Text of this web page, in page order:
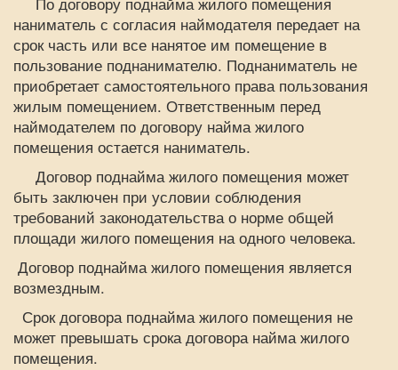
наниматель с согласия наймодателя передает на
срок часть или все нанятое им помещение в
пользование поднанимателю. Поднаниматель не
приобретает самостоятельного права пользования
жилым помещением. Ответственным перед
наймодателем по договору найма жилого
помещения остается наниматель.
Договор поднайма жилого помещения может
быть заключен при условии соблюдения
требований законодательства о норме общей
площади жилого помещения на одного человека.
Договор поднайма жилого помещения является
возмездным.
Срок договора поднайма жилого помещения не
может превышать срока договора найма жилого
помещения.